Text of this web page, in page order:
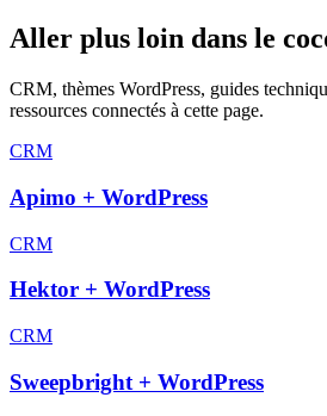
Aller plus loin dans le
CRM, thèmes WordPress, guides
ressources connectés à cette page.
CRM
Apimo + WordPress
CRM
Hektor + WordPress
CRM
Sweepbright + WordPress